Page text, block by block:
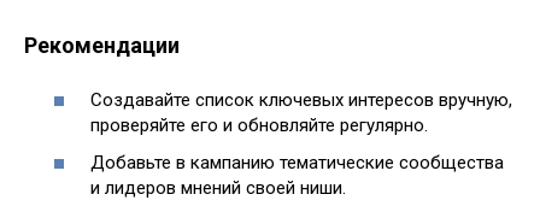
Рекомендации
Создавайте список ключевых интересов вручную,
проверяйте его и обновляйте регулярно.
Добавьте в кампанию тематические сообщества
и лидеров мнений своей ниши.